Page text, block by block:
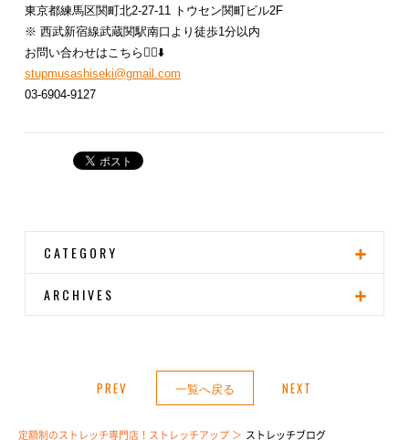
東京都練馬区関町北2-27-11 トウセン関町ビル2F
※ 西武新宿線武蔵関駅南口より徒歩1分以内
お問い合わせはこちら💁‍♂️⬇️
stupmusashiseki@gmail.com
03-6904-9127
CATEGORY
ARCHIVES
PREV 一覧へ戻る NEXT
定額制のストレッチ専門店！ストレッチアップ
ストレッチブログ